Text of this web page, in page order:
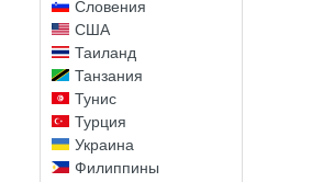
Словения
США
Таиланд
Танзания
Тунис
Турция
Украина
Филиппины